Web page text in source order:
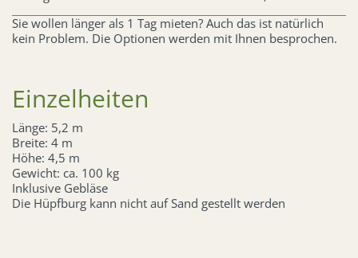
Sie wollen länger als 1 Tag mieten? Auch das ist natürlich
kein Problem. Die Optionen werden mit Ihnen besprochen.
Einzelheiten
Länge: 5,2 m
Breite: 4 m
Höhe: 4,5 m
Gewicht: ca. 100 kg
Inklusive Gebläse
Die Hüpfburg kann nicht auf Sand gestellt werden